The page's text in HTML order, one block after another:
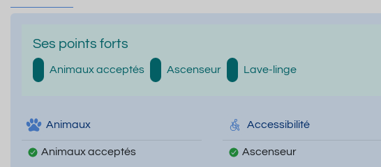
Ses points forts
Animaux acceptés Ascenseur Lave-linge
Animaux
Animaux acceptés
Accessibilité
Ascenseur